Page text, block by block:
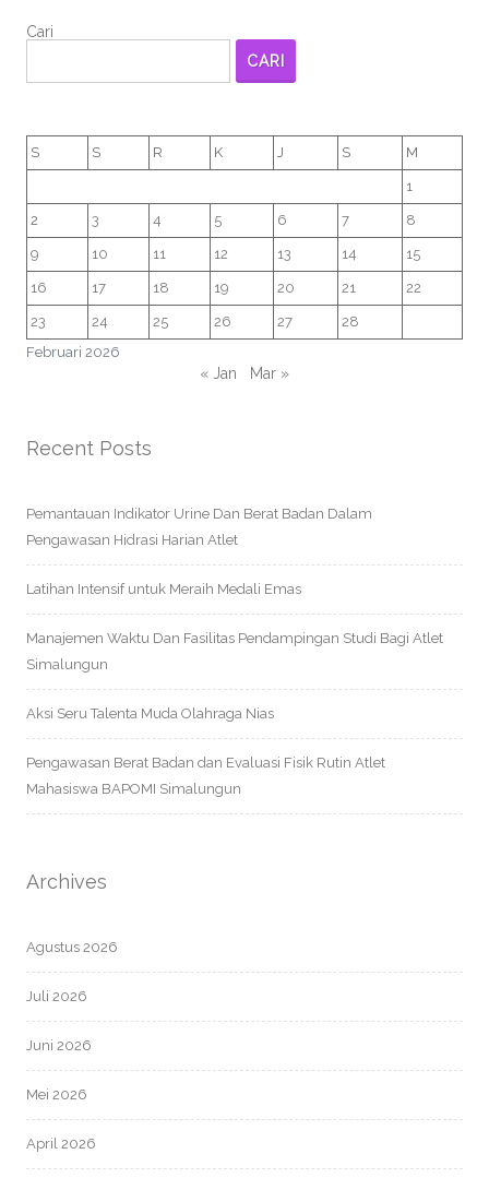
Cari
CARI
Februari 2026
S S R K J S M
1
2 3 4 5 6 7 8
9 10 11 12 13 14 15
16 17 18 19 20 21 22
23 24 25 26 27 28
« Jan Mar »
Recent Posts
Pemantauan Indikator Urine Dan Berat Badan Dalam
Pengawasan Hidrasi Harian Atlet
Latihan Intensif untuk Meraih Medali Emas
Manajemen Waktu Dan Fasilitas Pendampingan Studi Bagi Atlet
Simalungun
Aksi Seru Talenta Muda Olahraga Nias
Pengawasan Berat Badan dan Evaluasi Fisik Rutin Atlet
Mahasiswa BAPOMI Simalungun
Archives
Agustus 2026
Juli 2026
Juni 2026
Mei 2026
April 2026